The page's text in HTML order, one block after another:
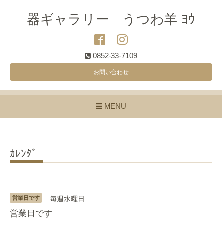
器ギャラリー うつわ羊 ﾖｳ
0852-33-7109
お問い合わせ
MENU
ｶﾚﾝﾀﾞｰ
営業日です 毎週水曜日
営業日です